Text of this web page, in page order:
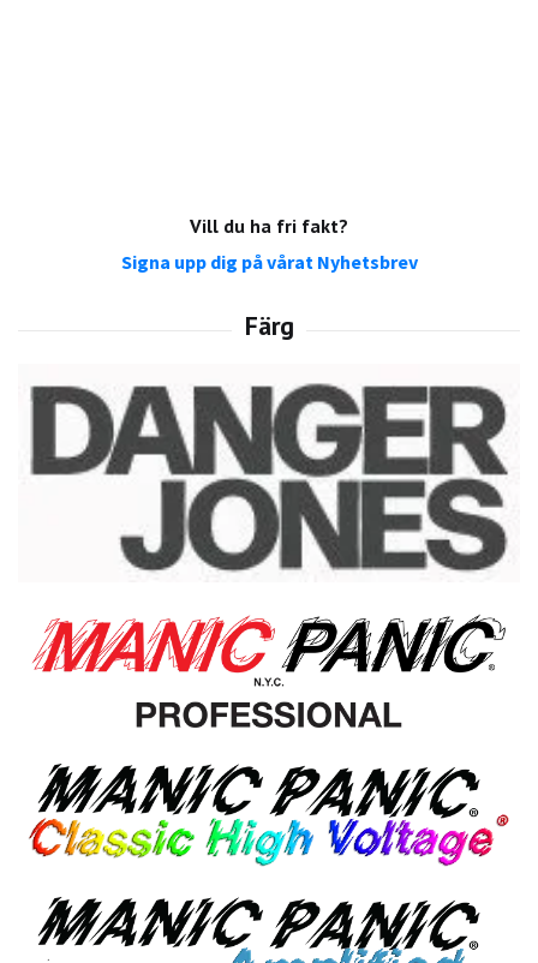
Vill du ha fri fakt?
Signa upp dig på vårat Nyhetsbrev